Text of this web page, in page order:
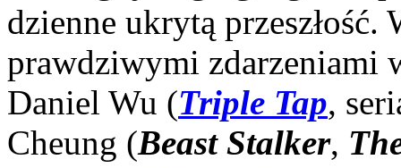
dzienne ukrytą
prawdziwymi zdarzeniami
Daniel Wu (Triple Tap,
Cheung (Beast Stalker,